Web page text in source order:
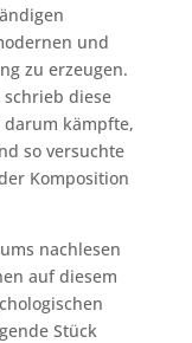
und
zu erzeugen.
schrieb diese
kämpfte,
so versuchte
Komposition
nachlesen
auf diesem
Stück